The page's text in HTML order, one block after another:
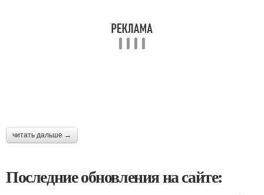
читать дальше →
Последние обновления на сайте: